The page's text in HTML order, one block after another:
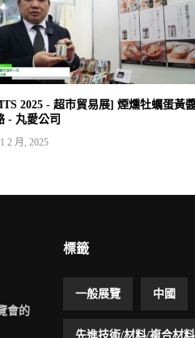
2025 - 超市貿易展] 煙燻牡蠣蛋黃
- 丸愛公司
2 月, 2025
會的
標籤
一般展覽 中國
先進技術/材料/複合材